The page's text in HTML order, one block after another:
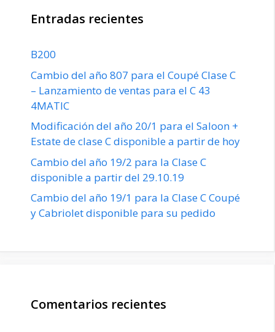
Entradas recientes
B200
Cambio del año 807 para el Coupé Clase C
– Lanzamiento de ventas para el C 43
4MATIC
Modificación del año 20/1 para el Saloon +
Estate de clase C disponible a partir de hoy
Cambio del año 19/2 para la Clase C
disponible a partir del 29.10.19
Cambio del año 19/1 para la Clase C Coupé
y Cabriolet disponible para su pedido
Comentarios recientes